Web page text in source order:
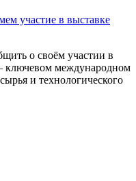
участие в выставке
о своём участии в
ключевом международном
и технологического